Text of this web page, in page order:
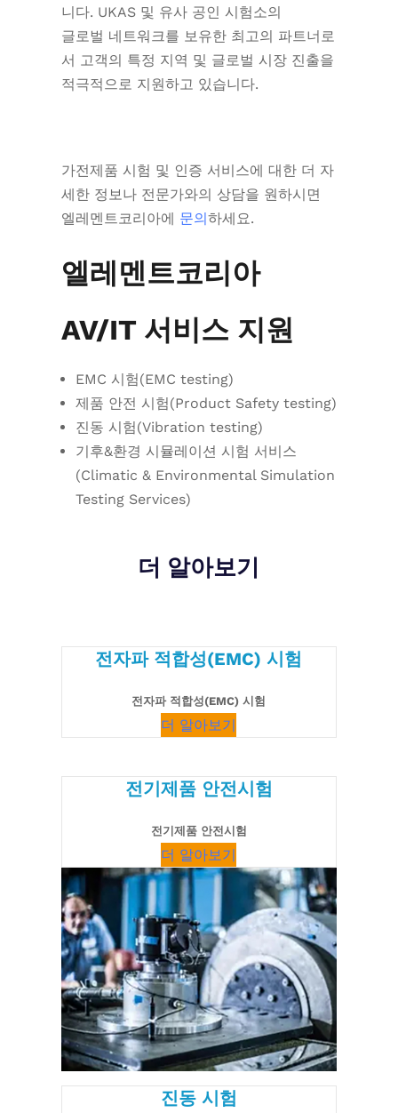
니다. UKAS 및 유사 공인 시험소의
글로벌 네트워크를 보유한 최고의 파트너로
서 고객의 특정 지역 및 글로벌 시장 진출을
적극적으로 지원하고 있습니다.
가전제품 시험 및 인증 서비스에 대한 더 자
세한 정보나 전문가와의 상담을 원하시면
엘레멘트코리아에 문의 하세요.
엘레멘트코리아
AV/IT 서비스 지원
EMC 시험(EMC testing)
제품 안전 시험(Product Safety testing)
진동 시험(Vibration testing)
기후&환경 시뮬레이션 시험 서비스
(Climatic & Environmental Simulation
Testing Services)
더 알아보기
전자파 적합성(EMC) 시험
전자파 적합성(EMC) 시험
더 알아보기
전기제품 안전시험
전기제품 안전시험
더 알아보기
진동 시험